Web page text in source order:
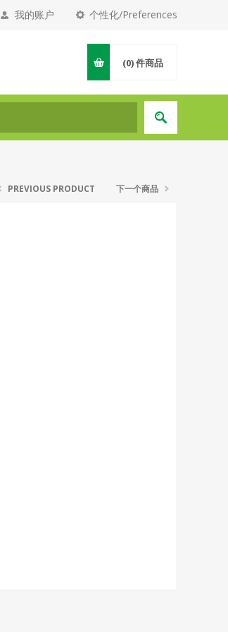
个性化/Preferences
我的账户
(0)件商品
PREVIOUS PRODUCT 下一个商品